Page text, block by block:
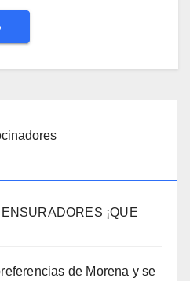
¡QUE
de Morena y se